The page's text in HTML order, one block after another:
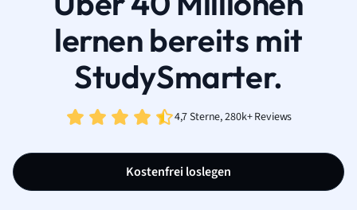
lernen bereits mit
StudySmarter.
4,7 Sterne, 280k+ Reviews
Kostenfrei loslegen